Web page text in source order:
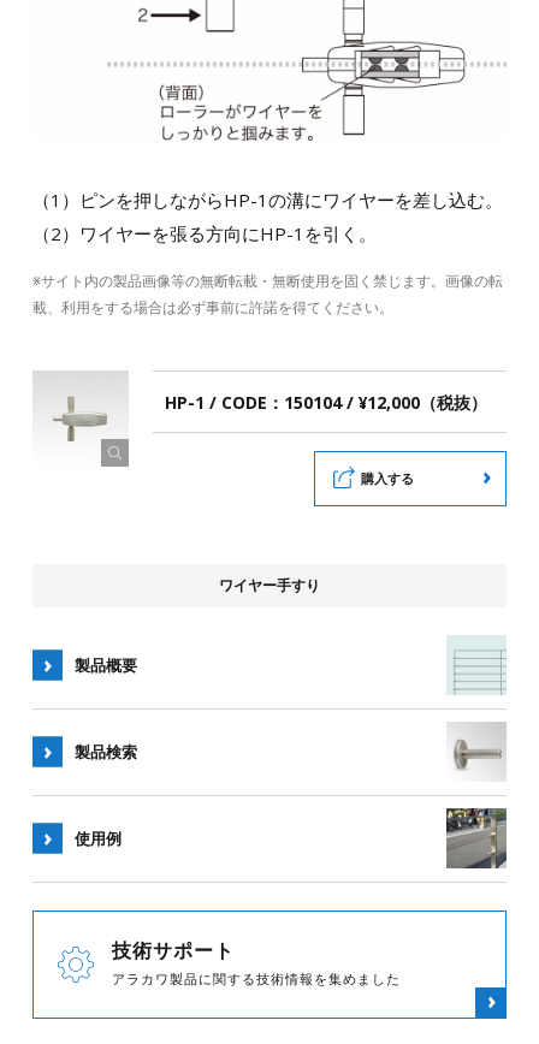
（1）ピンを押しながらHP-1の溝にワイヤーを差し込む。
（2）ワイヤーを張る方向にHP-1を引く。
※サイト内の製品画像等の無断転載・無断使用を固く禁じます。画像の転
載、利用をする場合は必ず事前に許諾を得てください。
HP-1 / CODE：150104 / ¥12,000（税抜）
購入する
ワイヤー手すり
製品概要
製品検索
使用例
技術サポート
アラカワ製品に関する技術情報を集めました